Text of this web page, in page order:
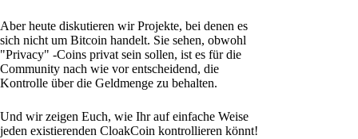
Aber heute diskutieren wir Projekte, bei denen es
sich nicht um Bitcoin handelt. Sie sehen, obwohl
"Privacy" -Coins privat sein sollen, ist es für die
Community nach wie vor entscheidend, die
Kontrolle über die Geldmenge zu behalten.
Und wir zeigen Euch, wie Ihr auf einfache Weise
jeden existierenden CloakCoin kontrollieren könnt!